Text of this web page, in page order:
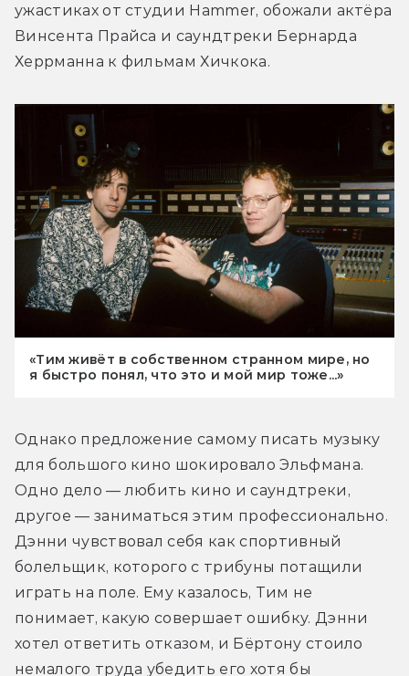
ужастиках от студии Hammer, обожали актёра
Винсента Прайса и саундтреки Бернарда
Херрманна к фильмам Хичкока.
«Тим живёт в собственном странном мире, но
я быстро понял, что это и мой мир тоже...»
Однако предложение самому писать музыку
для большого кино шокировало Эльфмана.
Одно дело — любить кино и саундтреки,
другое — заниматься этим профессионально.
Дэнни чувствовал себя как спортивный
болельщик, которого с трибуны потащили
играть на поле. Ему казалось, Тим не
понимает, какую совершает ошибку. Дэнни
хотел ответить отказом, и Бёртону стоило
немалого труда убедить его хотя бы